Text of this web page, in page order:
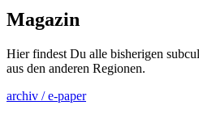
Magazin
Hier findest Du alle bisherigen
aus den anderen Regionen.
archiv / e-paper